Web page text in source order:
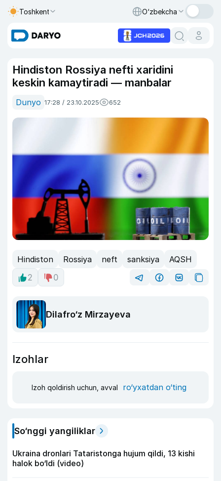
Toshkent O‘zbekcha
Hindiston Rossiya nefti xaridini
keskin kamaytiradi — manbalar
Dunyo 17:28 / 23.10.2025 652
Hindiston Rossiya neft sanksiya
AQSH
2
0
Dilafro‘z Mirzayeva
Izohlar
Izoh qoldirish uchun, avval ro‘yxatdan o‘ting
So‘nggi yangiliklar
Ukraina dronlari Tataristonga hujum qildi, 13 kishi
halok bo‘ldi (video)